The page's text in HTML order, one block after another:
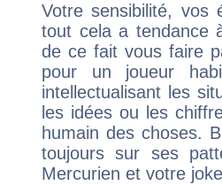
Votre sensibilité,
tout cela a tendance
de ce fait vous faire
pour un joueur
intellectualisant les
les idées ou les
humain des choses.
toujours sur ses
Mercurien et votre